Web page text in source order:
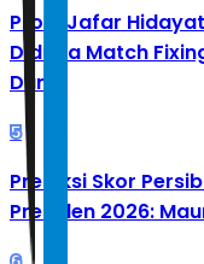
Profil Jafar
Diduga Match
Dunia
5
Prediksi Skor
Presiden 2026: